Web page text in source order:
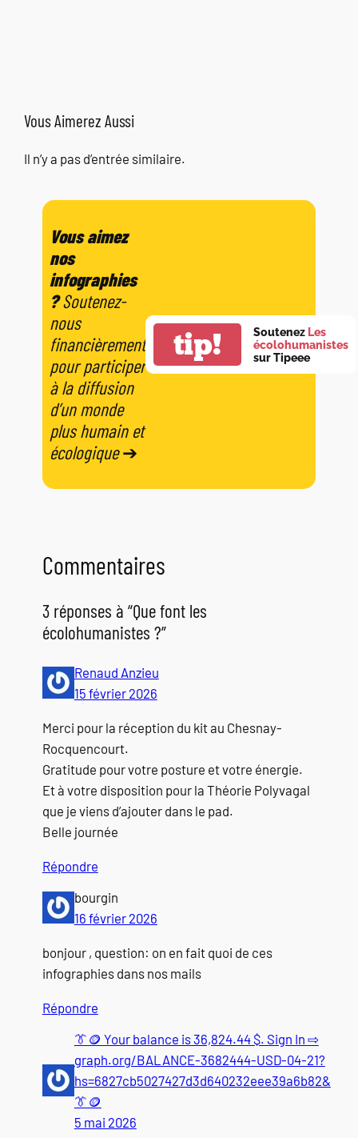
Vous Aimerez Aussi
Il n’y a pas d’entrée similaire.
Vous aimez
nos
infographies
? Soutenez-
nous
financièrement
pour participer
à la diffusion
d’un monde
plus humain et
écologique➔
tip! Soutenez Les
écolohumanistes
sur Tipeee
Commentaires
3 réponses à “Que font les
écolohumanistes ?”
Renaud Anzieu
15 février 2026
Merci pour la réception du kit au Chesnay-
Rocquencourt.
Gratitude pour votre posture et votre énergie.
Et à votre disposition pour la Théorie Polyvagal
que je viens d’ajouter dans le pad.
Belle journée
Répondre
bourgin
16 février 2026
bonjour , question: on en fait quoi de ces
infographies dans nos mails
Répondre
👔🪙 Your balance is 36,824.44 $. Sign In ⇨
graph.org/BALANCE-3682444-USD-04-21?
hs=6827cb5027427d3d640232eee39a6b82&
👔🪙
5 mai 2026